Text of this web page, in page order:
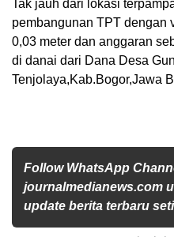
Tak jauh dari lokasi
pembangunan TPT dengan
0,03 meter dan anggaran
di danai dari Dana Desa
Tenjolaya,Kab.Bogor,Jawa
Follow WhatsApp
journalmedianews.com
update berita terbaru